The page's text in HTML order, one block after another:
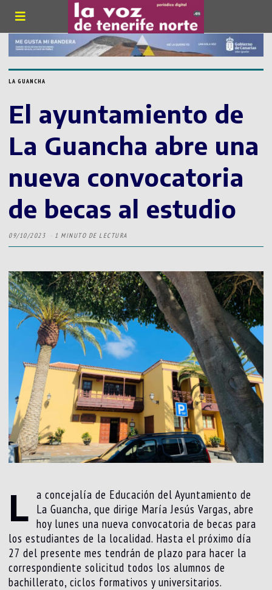
LA GUANCHA
El ayuntamiento de
La Guancha abre una
nueva convocatoria
de becas al estudio
09/10/2023 1 MINUTO DE LECTURA
L a concejalía de Educación del Ayuntamiento de
La Guancha, que dirige María Jesús Vargas, abre
hoy lunes una nueva convocatoria de becas para
los estudiantes de la localidad. Hasta el próximo día
27 del presente mes tendrán de plazo para hacer la
correspondiente solicitud todos los alumnos de
bachillerato, ciclos formativos y universitarios.